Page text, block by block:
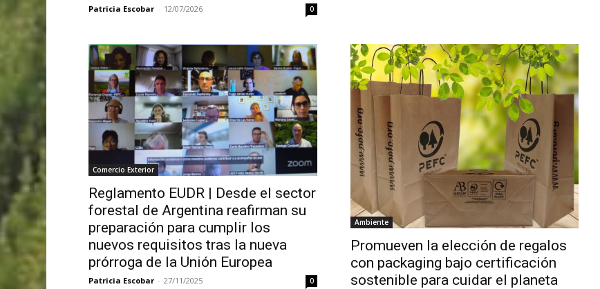
Patricia Escobar - 12/07/2026 0
Comercio Exterior
Reglamento EUDR | Desde el sector
forestal de Argentina reafirman su
preparación para cumplir los
nuevos requisitos tras la nueva
prórroga de la Unión Europea
Patricia Escobar - 27/11/2025 0
Ambiente
Promueven la elección de regalos
con packaging bajo certificación
sostenible para cuidar el planeta